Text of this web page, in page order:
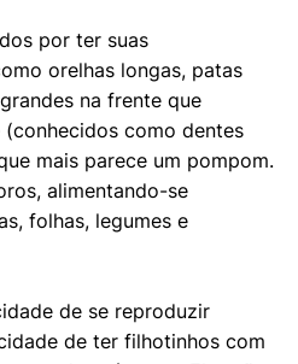
por ter suas
orelhas longas, patas
na frente que
como dentes
mais parece um pompom.
alimentando-se
folhas, legumes e
de se reproduzir
de ter filhotinhos com